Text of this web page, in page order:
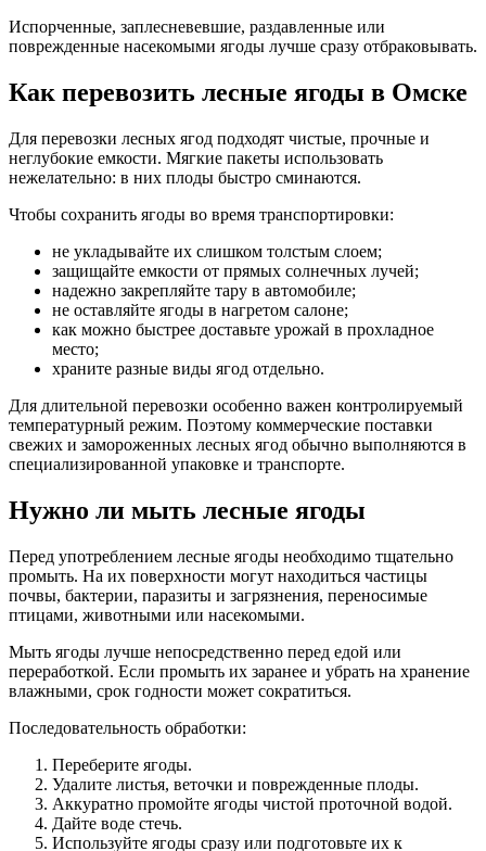
Испорченные, заплесневевшие, раздавленные или
поврежденные насекомыми ягоды лучше сразу отбраковывать.
Как перевозить лесные ягоды в Омске
Для перевозки лесных ягод подходят чистые, прочные и
неглубокие емкости. Мягкие пакеты использовать
нежелательно: в них плоды быстро сминаются.
Чтобы сохранить ягоды во время транспортировки:
не укладывайте их слишком толстым слоем;
защищайте емкости от прямых солнечных лучей;
надежно закрепляйте тару в автомобиле;
не оставляйте ягоды в нагретом салоне;
как можно быстрее доставьте урожай в прохладное
место;
храните разные виды ягод отдельно.
Для длительной перевозки особенно важен контролируемый
температурный режим. Поэтому коммерческие поставки
свежих и замороженных лесных ягод обычно выполняются в
специализированной упаковке и транспорте.
Нужно ли мыть лесные ягоды
Перед употреблением лесные ягоды необходимо тщательно
промыть. На их поверхности могут находиться частицы
почвы, бактерии, паразиты и загрязнения, переносимые
птицами, животными или насекомыми.
Мыть ягоды лучше непосредственно перед едой или
переработкой. Если промыть их заранее и убрать на хранение
влажными, срок годности может сократиться.
Последовательность обработки:
Переберите ягоды.
Удалите листья, веточки и поврежденные плоды.
Аккуратно промойте ягоды чистой проточной водой.
Дайте воде стечь.
Используйте ягоды сразу или подготовьте их к